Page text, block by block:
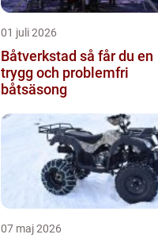
01 juli 2026
Båtverkstad så får du en
trygg och problemfri
båtsäsong
07 maj 2026